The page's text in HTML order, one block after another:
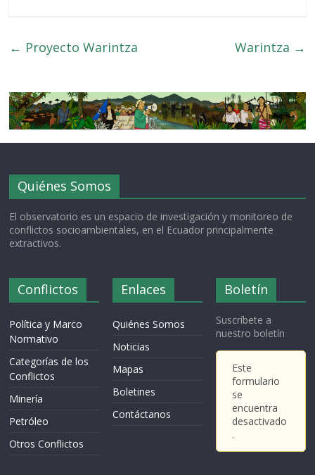
← Proyecto Warintza Warintza →
Quiénes Somos
El observatorio es un espacio de investigación y monitoreo de
conflictos socioambientales, en el Ecuador principalmente
extractivos.
Conflictos
Política y Marco
Normativo
Categorías de los
Conflictos
Minería
Petróleo
Otros Conflictos
Enlaces
Quiénes Somos
Noticias
Mapas
Boletines
Contáctanos
Boletín
Suscríbete a
nuestro boletín
Este
formulario
se
encuentra
desactivado
.